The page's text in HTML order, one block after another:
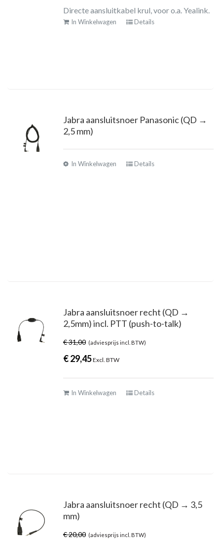
Directe aansluitkabel krul, voor o.a. Yealink.
In Winkelwagen Details
Jabra aansluitsnoer Panasonic (QD →
2,5 mm)
In Winkelwagen Details
Jabra aansluitsnoer recht (QD →
2,5mm) incl. PTT (push-to-talk)
€31,00 (adviesprijs incl. BTW)
€29,45Excl. BTW
In Winkelwagen Details
Jabra aansluitsnoer recht (QD → 3,5
mm)
€20,00 (adviesprijs incl. BTW)